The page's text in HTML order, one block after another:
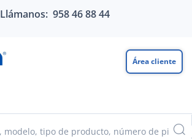
Llámanos: 958 46 88 44
Área cliente